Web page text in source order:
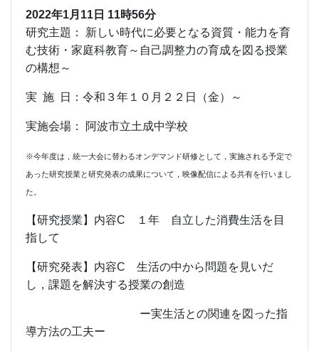
2022年1月11日 11時56分
研究主題： 新しい時代に必要となる資質・能力を育
む技術・家庭科教育～自己調整力の育成を図る授業
の構想～
実 施 日：令和３年１０月２２日（金）～
実施会場： 阿波市立土成中学校
※今年度は，統一大会に替わるオンデマンド研修として，実施される予定で
あった研究授業と研究発表の成果について，映像配信による共有を行いまし
た。
【研究授業】内容C １年 自立した消費生活を目
指して
【研究発表】内容C 生活の中から問題を見いだ
し，課題を解決する授業の創造
ー実生活との関連を図った指
導方法の工夫ー